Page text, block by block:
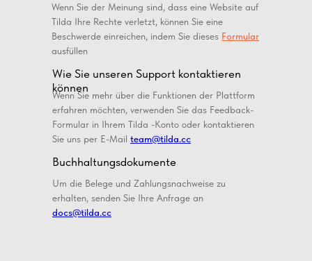
Wenn Sie der Meinung sind, dass eine Website auf
Tilda Ihre Rechte verletzt, können Sie eine
Beschwerde einreichen, indem Sie dieses Formular
ausfüllen
Wie Sie unseren Support kontaktieren
können
Wenn Sie mehr über die Funktionen der Plattform
erfahren möchten, verwenden Sie das Feedback-
Formular in Ihrem Tilda -Konto oder kontaktieren
Sie uns per E-Mail team@tilda.cc
Buchhaltungsdokumente
Um die Belege und Zahlungsnachweise zu
erhalten, senden Sie Ihre Anfrage an
docs@tilda.cc